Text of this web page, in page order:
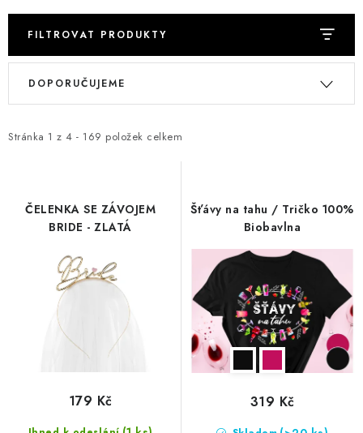
FILTROVAT PRODUKTY
V
i
Stránka 1 z 4 - 169 položek celkem
Ř
e
DOPORUČUJEME
ČELENKA SE ZÁVOJEM
BRIDE - ZLATÁ
179 Kč
Šťávy na tahu / Tričko 100%
Biobavlna
319 Kč